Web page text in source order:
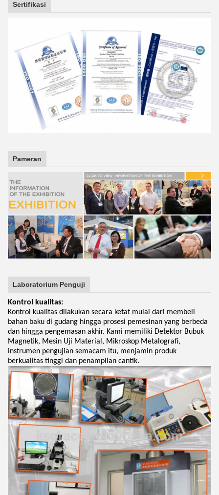
Sertifikasi
Pameran
Laboratorium Penguji
Kontrol kualitas:
Kontrol kualitas dilakukan secara ketat mulai dari membeli
bahan baku di gudang hingga prosesi pemesinan yang berbeda
dan hingga pengemasan akhir. Kami memiliki Detektor Bubuk
Magnetik, Mesin Uji Material, Mikroskop Metalografi,
instrumen pengujian semacam itu, menjamin produk
berkualitas tinggi dan penampilan cantik.